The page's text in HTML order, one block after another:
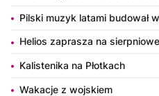
Pilski muzyk latami budował
Helios zaprasza na
Kalistenika na Płotkach
Wakacje z wojskiem